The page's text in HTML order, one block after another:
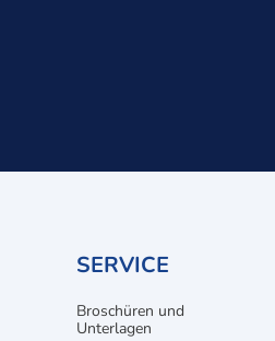
SERVICE
Broschüren und
Unterlagen